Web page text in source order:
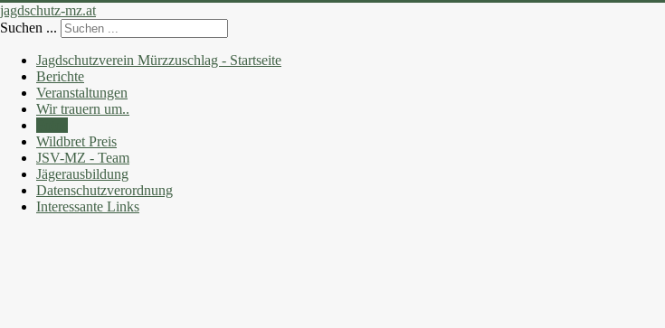
jagdschutz-mz.at
Suchen ...
Jagdschutzverein Mürzzuschlag - Startseite
Berichte
Veranstaltungen
Wir trauern um..
Wildbret Preis
JSV-MZ - Team
Jägerausbildung
Datenschutzverordnung
Interessante Links